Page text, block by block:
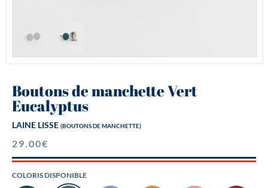
Boutons de manchette Vert
Eucalyptus
LAINE LISSE (BOUTONS DE MANCHETTE)
29.00€
COLORIS DISPONIBLE